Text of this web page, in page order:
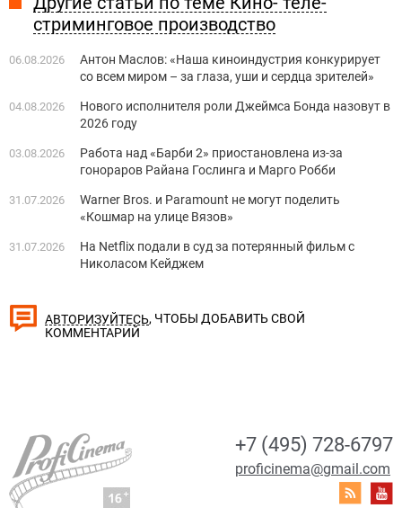
стриминговое производство
06.08.2026
Антон Маслов: «Наша киноиндустрия конкурирует
со всем миром – за глаза, уши и сердца зрителей»
04.08.2026
Нового исполнителя роли Джеймса Бонда назовут в
2026 году
03.08.2026
Работа над «Барби 2» приостановлена из-за
гонораров Райана Гослинга и Марго Робби
31.07.2026
Warner Bros. и Paramount не могут поделить
«Кошмар на улице Вязов»
31.07.2026
На Netflix подали в суд за потерянный фильм с
Николасом Кейджем
АВТОРИЗУЙТЕСЬ, ЧТОБЫ ДОБАВИТЬ СВОЙ
КОММЕНТАРИЙ
+7 (495) 728-6797
proficinema@gmail.com